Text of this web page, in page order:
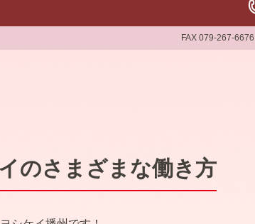
FAX 079-267-6676
のさまざまな働き方